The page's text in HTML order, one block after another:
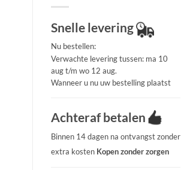
Snelle levering
Nu bestellen:
Verwachte levering tussen: ma 10
aug t/m wo 12 aug.
Wanneer u nu uw bestelling plaatst
Achteraf betalen
Binnen 14 dagen na ontvangst zonder
extra kosten Kopen zonder zorgen